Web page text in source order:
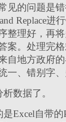
见的问题是
Replace进
整理好，再
案。处理完
自地方政府
一、错别字
数据了。
Excel自带